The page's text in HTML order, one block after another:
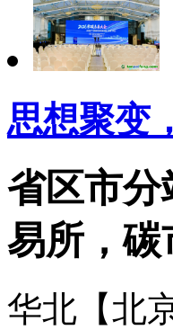
思想聚变
省区市分
易所，碳
华北【北